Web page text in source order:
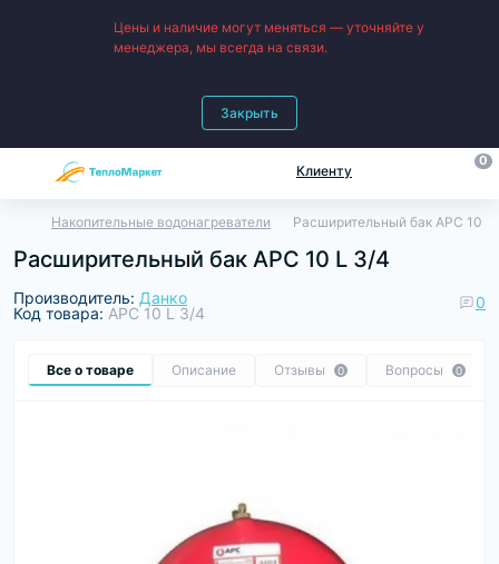
Цены и наличие могут меняться — уточняйте у
менеджера, мы всегда на связи.
Закрыть
Клиенту
0
Накопительные водонагреватели Расширительный бак APC 10 L
Расширительный бак APC 10 L 3/4
Производитель: Данко
Код товара: APC 10 L 3/4
0
Все о товаре Описание Отзывы 0 Вопросы 0